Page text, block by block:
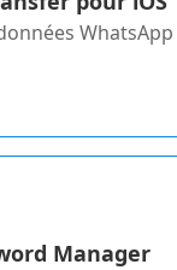
Manager